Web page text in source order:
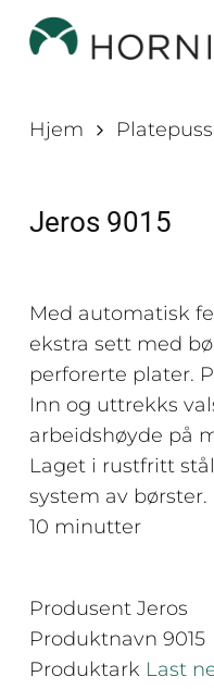
Skip
Hjem
Jeros 9015
Med automatisk
ekstra sett med
perforerte plater.
Inn og uttrekks
arbeidshøyde på
Laget i rustfritt
system av børster.
10 minutter
Produsent Jeros
Produktnavn 9015
Produktark Last